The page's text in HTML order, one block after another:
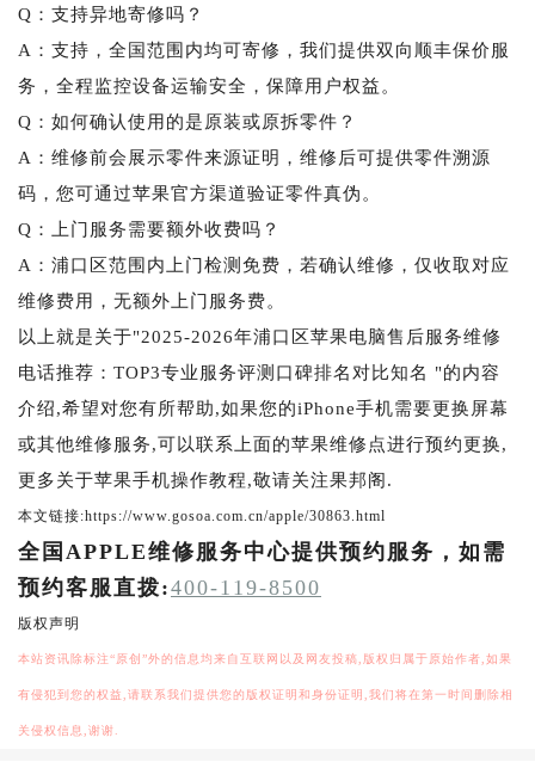
Q：支持异地寄修吗？
A：支持，全国范围内均可寄修，我们提供双向顺丰保价服
务，全程监控设备运输安全，保障用户权益。
Q：如何确认使用的是原装或原拆零件？
A：维修前会展示零件来源证明，维修后可提供零件溯源
码，您可通过苹果官方渠道验证零件真伪。
Q：上门服务需要额外收费吗？
A：浦口区范围内上门检测免费，若确认维修，仅收取对应
维修费用，无额外上门服务费。
以上就是关于"2025-2026年浦口区苹果电脑售后服务维修
电话推荐：TOP3专业服务评测口碑排名对比知名 "的内容
介绍,希望对您有所帮助,如果您的iPhone手机需要更换屏幕
或其他维修服务,可以联系上面的苹果维修点进行预约更换,
更多关于苹果手机操作教程,敬请关注果邦阁.
本文链接:https://www.gosoa.com.cn/apple/30863.html
全国APPLE维修服务中心提供预约服务，如需
预约客服直拨:400-119-8500
版权声明
本站资讯除标注“原创”外的信息均来自互联网以及网友投稿,版权归属于原始作者,如果
有侵犯到您的权益,请联系我们提供您的版权证明和身份证明,我们将在第一时间删除相
关侵权信息,谢谢.